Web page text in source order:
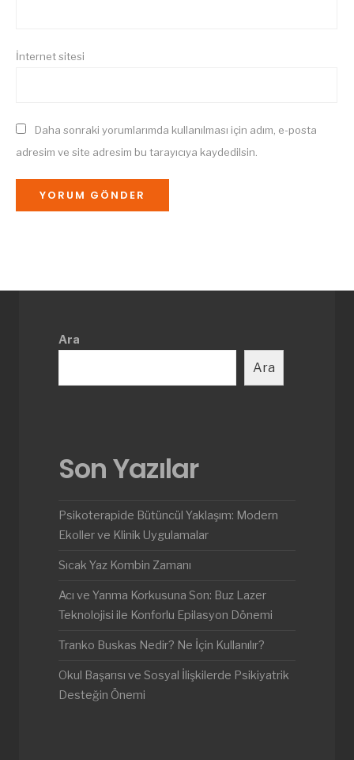
İnternet sitesi
Daha sonraki yorumlarımda kullanılması için adım, e-posta
adresim ve site adresim bu tarayıcıya kaydedilsin.
Ara
Ara
Son Yazılar
Psikoterapide Bütüncül Yaklaşım: Modern
Ekoller ve Klinik Uygulamalar
Sıcak Yaz Kombin Zamanı
Acı ve Yanma Korkusuna Son: Buz Lazer
Teknolojisi ile Konforlu Epilasyon Dönemi
Tranko Buskas Nedir? Ne İçin Kullanılır?
Okul Başarısı ve Sosyal İlişkilerde Psikiyatrik
Desteğin Önemi